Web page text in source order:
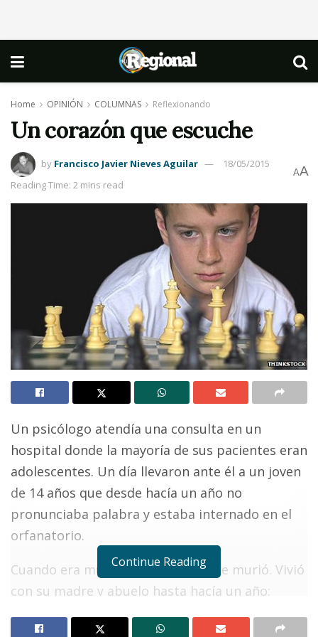
Home OPINIÓN COLUMNAS Reflexionando
Un corazón que escuche
by Francisco Javier Nieves Aguilar
18/05/2015
Reading Time: 2 mins read
AA
Un psicólogo atendía una consulta en un
hospital donde la mayoría de sus pacientes eran
adolescentes. Un día llevaron ante él a un joven
de 14 años que desde hacía un año no
pronunciaba palabra y estaba internado en el
orfanatorio.
Cuando era muy pequeño, su padre murió. Vivió
con su madre y abuelo hasta hacía un año;
meses después su madre en un accidente. Sólo
Continue Reading